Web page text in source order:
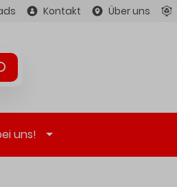
Kontakt Über uns
uns!